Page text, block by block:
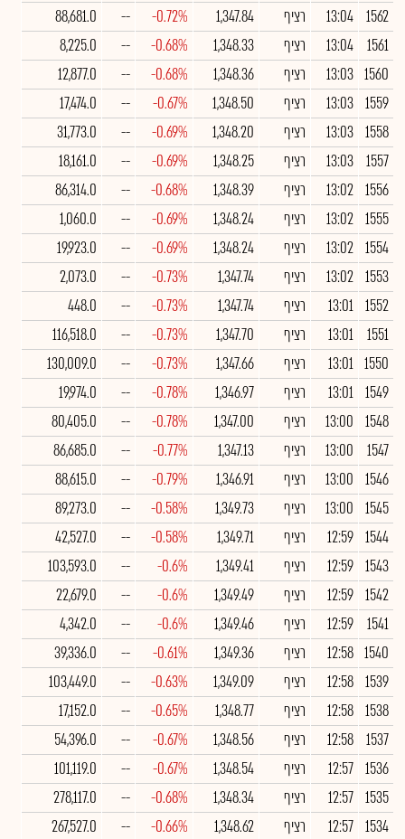
1562
13:04 רציף 1,347.84
-0.72%
--
88,681.0
1561
13:04 רציף 1,348.33
-0.68%
--
8,225.0
1560
13:03 רציף 1,348.36
-0.68%
--
12,877.0
1559
13:03 רציף 1,348.50
-0.67%
--
17,474.0
1558
13:03 רציף 1,348.20
-0.69%
--
31,773.0
1557
13:03 רציף 1,348.25
-0.69%
--
18,161.0
1556
13:02 רציף 1,348.39
-0.68%
--
86,314.0
1555
13:02 רציף 1,348.24
-0.69%
--
1,060.0
1554
13:02 רציף 1,348.24
-0.69%
--
19,923.0
1553
13:02 רציף 1,347.74
-0.73%
--
2,073.0
1552
13:01 רציף 1,347.74
-0.73%
--
448.0
1551
13:01 רציף 1,347.70
-0.73%
--
116,518.0
1550
13:01 רציף 1,347.66
-0.73%
--
130,009.0
1549
13:01 רציף 1,346.97
-0.78%
--
19,974.0
1548
13:00 רציף 1,347.00
-0.78%
--
80,405.0
1547
13:00 רציף 1,347.13
-0.77%
--
86,685.0
1546
13:00 רציף 1,346.91
-0.79%
--
88,615.0
1545
13:00 רציף 1,349.73
-0.58%
--
89,273.0
1544
12:59 רציף 1,349.71
-0.58%
--
42,527.0
1543
12:59 רציף 1,349.41
-0.6%
--
103,593.0
1542
12:59 רציף 1,349.49
-0.6%
--
22,679.0
1541
12:59 רציף 1,349.46
-0.6%
--
4,342.0
1540
12:58 רציף 1,349.36
-0.61%
--
39,336.0
1539
12:58 רציף 1,349.09
-0.63%
--
103,449.0
1538
12:58 רציף 1,348.77
-0.65%
--
17,152.0
1537
12:58 רציף 1,348.56
-0.67%
--
54,396.0
1536
12:57 רציף 1,348.54
-0.67%
--
101,119.0
1535
12:57 רציף 1,348.34
-0.68%
--
278,117.0
1534
12:57 רציף 1,348.62
-0.66%
--
267,527.0